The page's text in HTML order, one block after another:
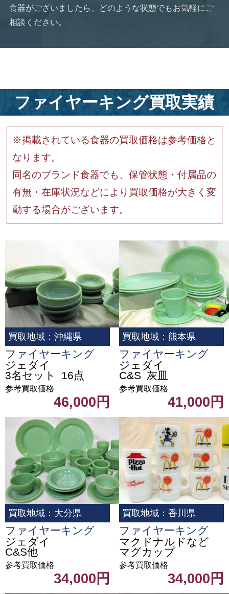
食器がございましたら、どのような状態でもお気軽にご
相談ください。
ファイヤーキング買取実績
※掲載されている食器の買取価格は参考価格と
なります。
同名のブランド食器でも、保管状態・付属品の
有無・在庫状況などにより買取価格が大きく変
動する場合がございます。
買取地域：沖縄県
ファイヤーキング
ジェダイ
3名セット 16点
参考買取価格
46,000円
買取地域：熊本県
ファイヤーキング
ジェダイ
C&S 灰皿
参考買取価格
41,000円
買取地域：大分県
ファイヤーキング
ジェダイ
C&S他
参考買取価格
34,000円
買取地域：香川県
ファイヤーキング
マクドナルドなど
マグカップ
参考買取価格
34,000円